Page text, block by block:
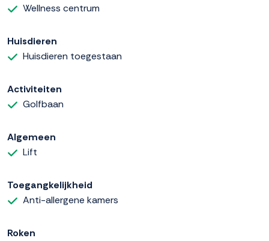
Wellness centrum
Huisdieren
Huisdieren toegestaan
Activiteiten
Golfbaan
Algemeen
Lift
Toegangkelijkheid
Anti-allergene kamers
Roken